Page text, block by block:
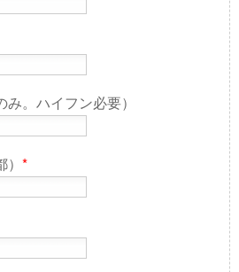
。ハイフン必要）
*